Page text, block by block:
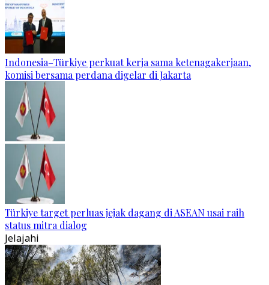
Indonesia–Türkiye perkuat kerja sama ketenagakerjaan,
komisi bersama perdana digelar di Jakarta
Türkiye target perluas jejak dagang di ASEAN usai raih
status mitra dialog
Jelajahi